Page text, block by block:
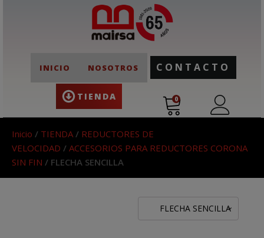
INICIO NOSOTROS
TIENDA
CONTACTO
0
Inicio / TIENDA / REDUCTORES DE
VELOCIDAD / ACCESORIOS PARA REDUCTORES CORONA
SIN FIN / FLECHA SENCILLA
FLECHA SENCILLA